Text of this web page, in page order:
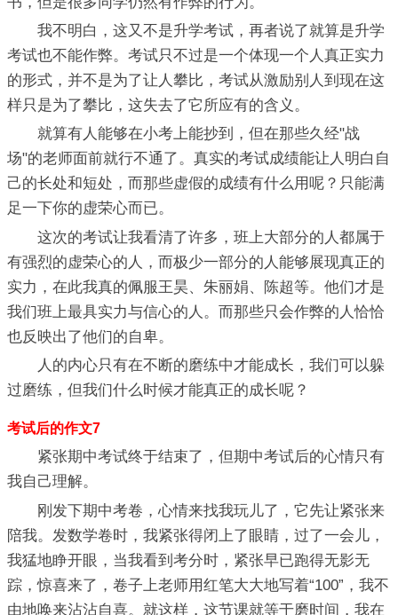
我不明白，这又不是升学考试，再者说了就算是升学
考试也不能作弊。考试只不过是一个体现一个人真正实力
的形式，并不是为了让人攀比，考试从激励别人到现在这
样只是为了攀比，这失去了它所应有的含义。
就算有人能够在小考上能抄到，但在那些久经"战
场"的老师面前就行不通了。真实的考试成绩能让人明白自
己的长处和短处，而那些虚假的成绩有什么用呢？只能满
足一下你的虚荣心而已。
这次的考试让我看清了许多，班上大部分的人都属于
有强烈的虚荣心的人，而极少一部分的人能够展现真正的
实力，在此我真的佩服王昊、朱丽娟、陈超等。他们才是
我们班上最具实力与信心的人。而那些只会作弊的人恰恰
也反映出了他们的自卑。
人的内心只有在不断的磨练中才能成长，我们可以躲
过磨练，但我们什么时候才能真正的成长呢？
考试后的作文7
紧张期中考试终于结束了，但期中考试后的心情只有
我自己理解。
刚发下期中考卷，心情来找我玩儿了，它先让紧张来
陪我。发数学卷时，我紧张得闭上了眼睛，过了一会儿，
我猛地睁开眼，当我看到考分时，紧张早已跑得无影无
踪，惊喜来了，卷子上老师用红笔大大地写着“100”，我不
由地唤来沾沾自喜。就这样，这节课就等于磨时间，我在